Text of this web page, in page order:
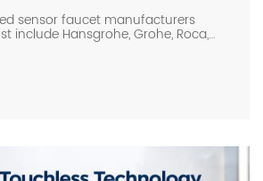
sensor faucet manufacturers
include Hansgrohe, Grohe, Roca,
Delabie, while high-spec Chinese
have emerged as competitive
projects. In such facilities,
can lead to ghost flushing,